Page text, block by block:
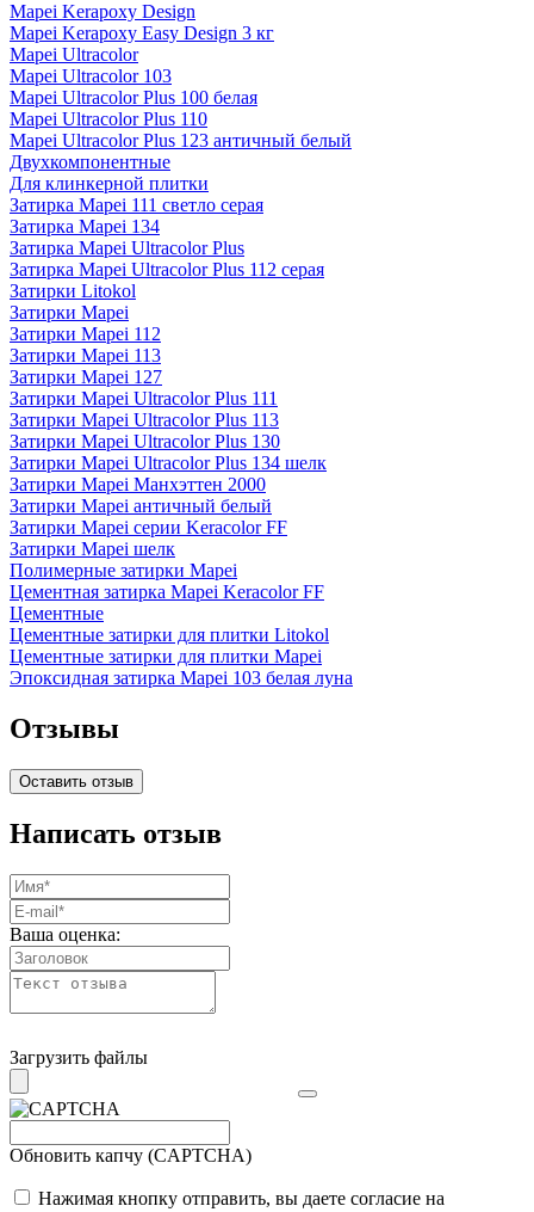
Mapei Kerapoxy Design
Mapei Kerapoxy Easy Design 3 кг
Mapei Ultracolor
Mapei Ultracolor 103
Mapei Ultracolor Plus 100 белая
Mapei Ultracolor Plus 110
Mapei Ultracolor Plus 123 античный белый
Двухкомпонентные
Для клинкерной плитки
Затирка Mapei 111 светло серая
Затирка Mapei 134
Затирка Mapei Ultracolor Plus
Затирка Mapei Ultracolor Plus 112 серая
Затирки Litokol
Затирки Mapei
Затирки Mapei 112
Затирки Mapei 113
Затирки Mapei 127
Затирки Mapei Ultracolor Plus 111
Затирки Mapei Ultracolor Plus 113
Затирки Mapei Ultracolor Plus 130
Затирки Mapei Ultracolor Plus 134 шелк
Затирки Mapei Манхэттен 2000
Затирки Mapei античный белый
Затирки Mapei серии Keracolor FF
Затирки Mapei шелк
Полимерные затирки Mapei
Цементная затирка Mapei Keracolor FF
Цементные
Цементные затирки для плитки Litokol
Цементные затирки для плитки Mapei
Эпоксидная затирка Mapei 103 белая луна
Отзывы
Оставить отзыв
Написать отзыв
Ваша оценка:
Загрузить файлы
Обновить капчу (CAPTCHA)
Нажимая кнопку отправить, вы даете согласие на